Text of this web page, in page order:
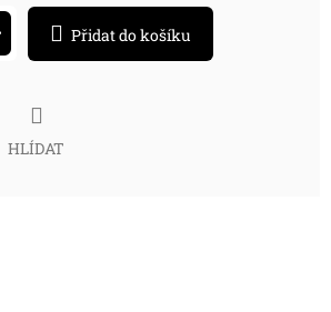
Přidat do košíku
HLÍDAT